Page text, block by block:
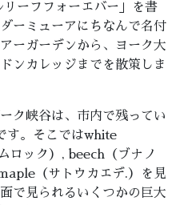
ーフフォーエバー」
を書
ーミューアにちなんで名付
ーガーデンから、
ヨーク大
ンカレッジまでを散策しま
ク峡谷は、 市内で残ってい
。
そこではwhite
ロック）, beech（ブナノ
（サトウカエデ.）を見
で見られるいくつかの巨大